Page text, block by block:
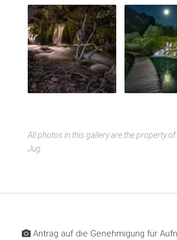
All photos in this gallery are the property
Jug.
Antrag auf die Genehmigung für